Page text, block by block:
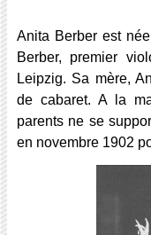
Anita Berber est
Berber, premier
Leipzig. Sa mère,
de cabaret. A la
parents ne se
en novembre 1902